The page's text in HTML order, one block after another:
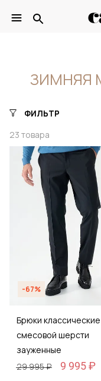
ЗИМНЯЯ
ФИЛЬТР
23 товара
-67%
Брюки
смесовой шерсти
зауженные
29 995 ₽
9 995 ₽